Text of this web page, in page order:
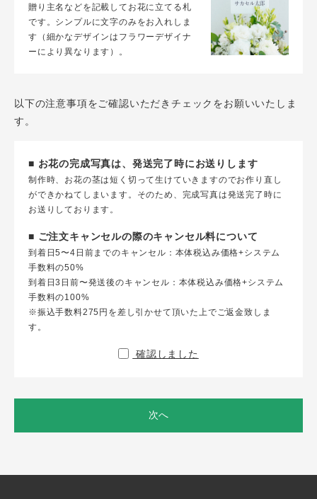
贈り主名などを記載してお花に立てる札
です。シンプルに文字のみをお入れしま
す（細かなデザインはフラワーデザイナ
ーにより異なります）。
以下の注意事項をご確認いただきチェックをお願いいたしま
す。
■ お花の完成写真は、発送完了時にお送りします
制作時、お花の茎は短く切って生けていきますのでお作り直し
ができかねてしまいます。そのため、完成写真は発送完了時に
お送りしております。
■ ご注文キャンセルの際のキャンセル料について
到着日5〜4日前までのキャンセル：本体税込み価格+システム
手数料の50%
到着日3日前〜発送後のキャンセル：本体税込み価格+システム
手数料の100%
※振込手数料275円を差し引かせて頂いた上でご返金致しま
す。
確認しました
次へ